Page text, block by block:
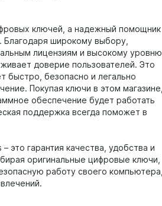
ключей, а надежный помощник
широкому выбору,
лицензиям и высокому уровню
доверие пользователей. Это
быстро, безопасно и легально
Покупая ключи в этом магазине,
обеспечение будет работать
поддержка всегда поможет в
это гарантия качества, удобства и
оригинальные цифровые ключи,
работу своего компьютера,